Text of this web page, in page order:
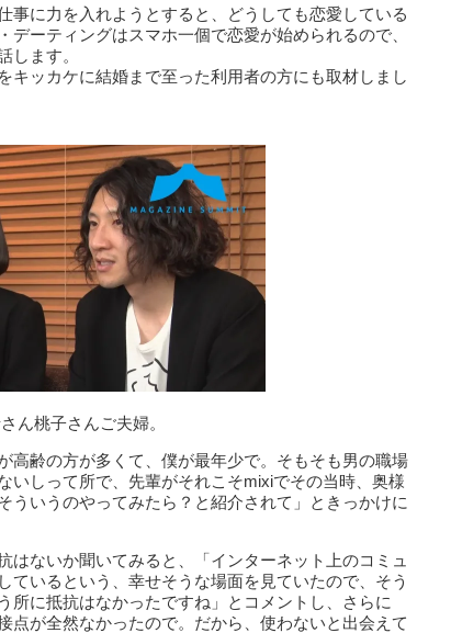
事に力を入れようとすると、どうしても恋愛している
ーティングはスマホ一個で恋愛が始められるので、
します。
キッカケに結婚まで至った利用者の方にも取材しまし
ん桃子さんご夫婦。
高齢の方が多くて、僕が最年少で。そもそも男の職場
いしって所で、先輩がそれこそmixiでその当時、奥様
ういうのやってみたら？と紹介されて」ときっかけに
はないか聞いてみると、「インターネット上のコミュ
ているという、幸せそうな場面を見ていたので、そう
所に抵抗はなかったですね」とコメントし、さらに
点が全然なかったので。だから、使わないと出会えて